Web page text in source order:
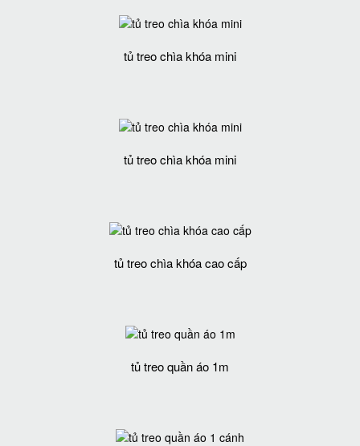
tủ treo chìa khóa mini
tủ treo chìa khóa mini
tủ treo chìa khóa cao cấp
tủ treo quần áo 1m